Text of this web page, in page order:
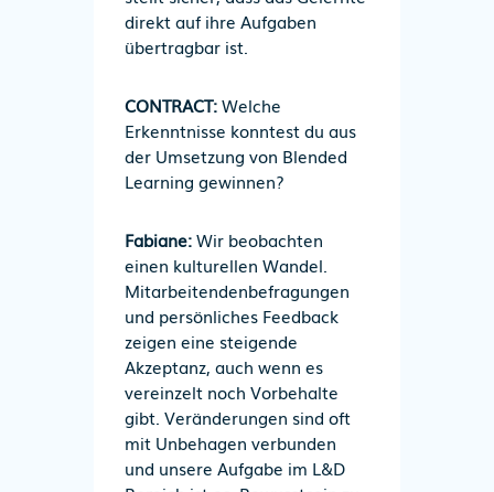
direkt auf ihre Aufgaben
übertragbar ist.
CONTRACT:Welche
Erkenntnisse konntest du aus
der Umsetzung von Blended
Learning gewinnen?
Fabiane:Wir beobachten
einen kulturellen Wandel.
Mitarbeitendenbefragungen
und persönliches Feedback
zeigen eine steigende
Akzeptanz, auch wenn es
vereinzelt noch Vorbehalte
gibt. Veränderungen sind oft
mit Unbehagen verbunden
und unsere Aufgabe im L&D